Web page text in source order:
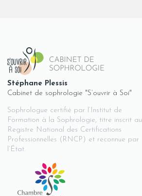
Stéphane Plessis
Cabinet de sophrologie "S’ouvrir à Soi"
Sophrologue certifié par l’Institut de
Formation à la Sophrologie, titre inscrit au
Registre National des Certifications
Professionnelles (RNCP) et reconnue par
l’État.